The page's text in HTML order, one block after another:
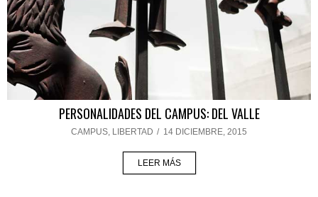
PERSONALIDADES DEL CAMPUS: DEL VALLE
CAMPUS, LIBERTAD / 14 DICIEMBRE, 2015
LEER MÁS